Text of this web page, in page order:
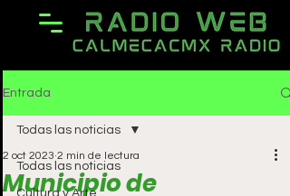
Entrada
Todas las noticias
Cultura y Arte
Todas las noticias
Municipio de
2 oct 2023 2 min de lectura